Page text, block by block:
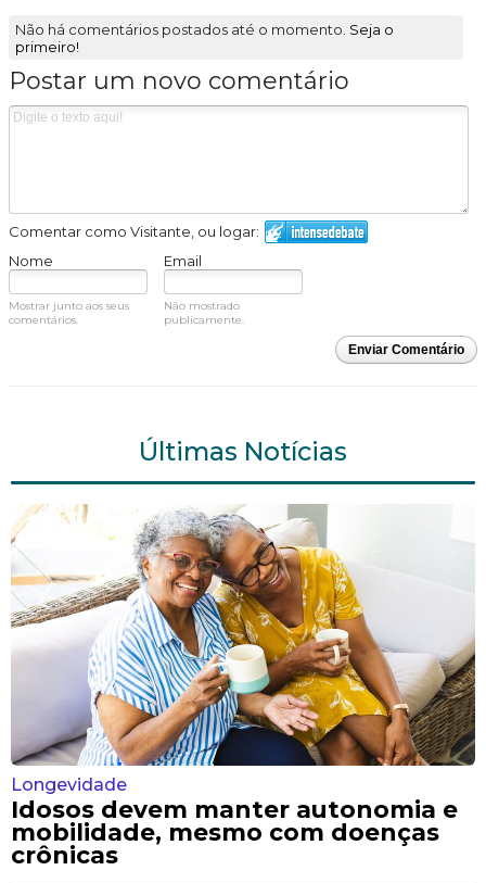
Não há comentários postados até o momento. Seja o
primeiro!
Postar um novo comentário
Comentar como Visitante, ou logar:
Nome
Email
Mostrar junto aos seus
comentários.
Não mostrado
publicamente.
Enviar Comentário
Últimas Notícias
Longevidade
Idosos devem manter autonomia e
mobilidade, mesmo com doenças
crônicas